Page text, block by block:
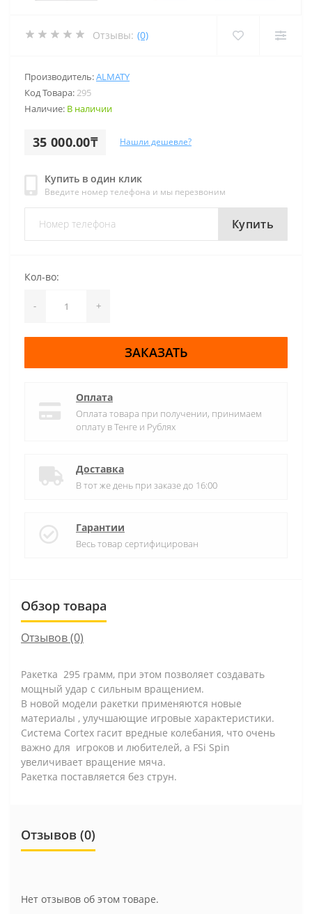
Отзывы: (0)
Производитель:ALMATY
Код Товара:295
Наличие: В наличии
35 000.00₸ Нашли дешевле?
Купить в один клик
Введите номер телефона и мы перезвоним
Купить
Кол-во:
- +
ЗАКАЗАТЬ
Оплата
Оплата товара при получении, принимаем
оплату в Тенге и Рублях
Доставка
В тот же день при заказе до 16:00
Гарантии
Весь товар сертифицирован
Обзор товара
Отзывов (0)
Ракетка 295 грамм, при этом позволяет создавать
мощный удар с сильным вращением.
В новой модели ракетки применяются новые
материалы , улучшающие игровые характеристики.
Система Cortex гасит вредные колебания, что очень
важно для игроков и любителей, а FSi Spin
увеличивает вращение мяча.
Ракетка поставляется без струн.
Отзывов (0)
Нет отзывов об этом товаре.